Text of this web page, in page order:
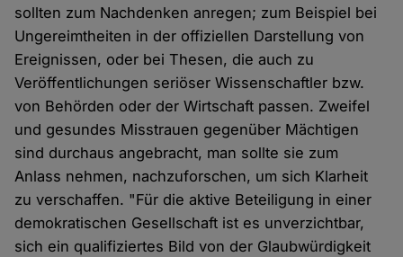
sollten zum Nachdenken anregen; zum Beispiel bei
Ungereimtheiten in der offiziellen Darstellung von
Ereignissen, oder bei Thesen, die auch zu
Veröffentlichungen seriöser Wissenschaftler bzw.
von Behörden oder der Wirtschaft passen. Zweifel
und gesundes Misstrauen gegenüber Mächtigen
sind durchaus angebracht, man sollte sie zum
Anlass nehmen, nachzuforschen, um sich Klarheit
zu verschaffen. "Für die aktive Beteiligung in einer
demokratischen Gesellschaft ist es unverzichtbar,
sich ein qualifiziertes Bild von der Glaubwürdigkeit